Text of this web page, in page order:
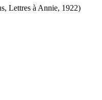
Lettres à Annie, 1922)